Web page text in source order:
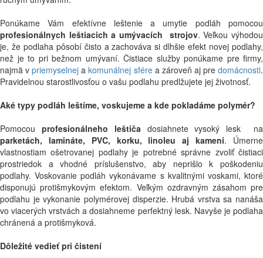
Ponúkame Vám efektívne leštenie a umytie podláh pomocou
profesionálnych leštiacich a umývacích strojov. Veľkou výhodou
je, že podlaha pôsobí čisto a zachováva si dlhšie efekt novej podlahy,
než je to pri bežnom umývaní. Čistiace služby ponúkame pre firmy,
najmä vpriemyselnej akomunálnej sférea zároveň aj predomácnosti.
Pravidelnou starostlivosťou o vašu podlahu predlžujete jej životnosť.
Aké typy podláh leštíme, voskujeme a kde pokladáme polymér?
Pomocou profesionálneho leštičadosiahnete vysoký lesk na
parketách, lamináte, PVC, korku, linoleu aj kameni. Úmerne
vlastnostiam ošetrovanej podlahy je potrebné správne zvoliť čistiaci
prostriedok a vhodné príslušenstvo, aby neprišlo k poškodeniu
podlahy. Voskovanie podláh vykonávame s kvalitnými voskami, ktoré
disponujú protišmykovým efektom. Veľkým ozdravným zásahom pre
podlahu je vykonanie polymérovej disperzie. Hrubá vrstva sa nanáša
vo viacerých vrstvách a dosiahneme perfektný lesk. Navyše je podlaha
chránená a protišmyková.
Dôležité vedieť pri čistení